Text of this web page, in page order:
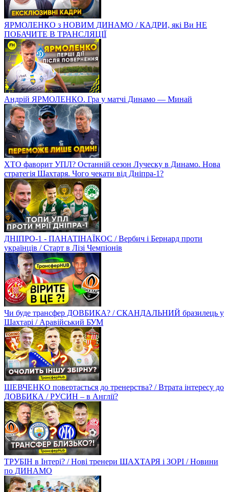
ЯРМОЛЕНКО з НОВИМ ДИНАМО / КАДРИ, які Ви НЕ
ПОБАЧИТЕ В ТРАНСЛЯЦІЇ
Андрій ЯРМОЛЕНКО. Гра у матчі Динамо — Минай
ХТО фаворит УПЛ? Останній сезон Луческу в Динамо. Нова
стратегія Шахтаря. Чого чекати від Дніпра-1?
ДНІПРО-1 - ПАНАТІНАЇКОС / Вербич і Бернард проти
українців / Старт в Лізі Чемпіонів
Чи буде трансфер ДОВБИКА? / СКАНДАЛЬНИЙ бразилець у
Шахтарі / Аравійський БУМ
ШЕВЧЕНКО повертається до тренерства? / Втрата інтересу до
ДОВБИКА / РУСИН – в Англії?
ТРУБІН в Інтері? / Нові тренери ШАХТАРЯ і ЗОРІ / Новини
по ДИНАМО